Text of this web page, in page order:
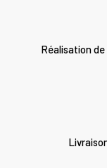
Réalisation